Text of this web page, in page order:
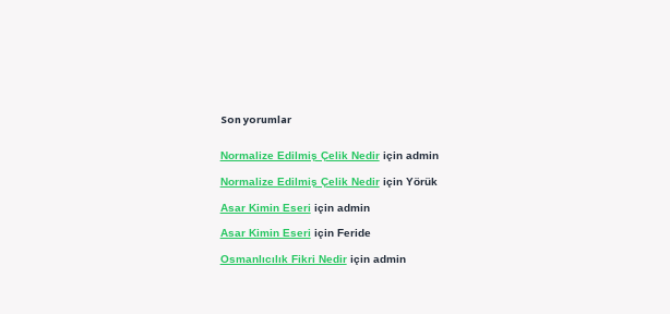
Son yorumlar
Normalize Edilmiş Çelik Nediriçin admin
Normalize Edilmiş Çelik Nediriçin Yörük
Asar Kimin Eseri için admin
Asar Kimin Eseri için Feride
Osmanlıcılık Fikri Nediriçin admin